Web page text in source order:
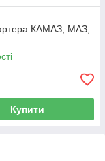
КАМАЗ, МАЗ,
Купити